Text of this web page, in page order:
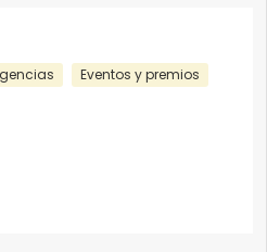
Eventos y premios